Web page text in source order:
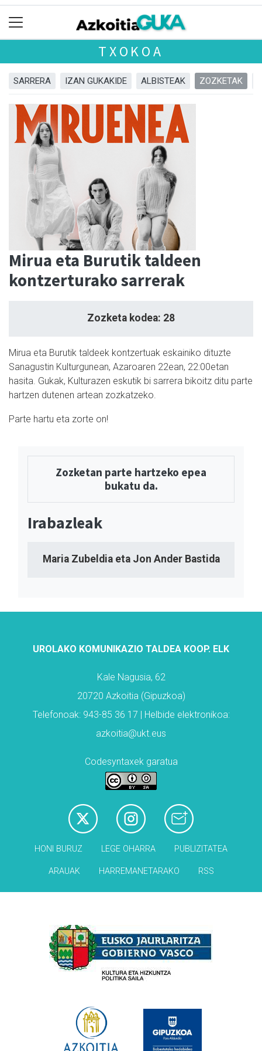
TXOKOA
SARRERA IZAN GUKAKIDE ALBISTEAK ZOZKETAK
Mirua eta Burutik taldeen
kontzerturako sarrerak
Zozketa kodea: 28
Mirua eta Burutik taldeek kontzertuak eskainiko dituzte
Sanagustin Kulturgunean, Azaroaren 22ean, 22:00etan
hasita. Gukak, Kulturazen eskutik bi sarrera bikoitz ditu parte
hartzen dutenen artean zozkatzeko.
Parte hartu eta zorte on!
Zozketan parte hartzeko epea
bukatu da.
Irabazleak
Maria Zubeldia eta Jon Ander Bastida
UROLAKO KOMUNIKAZIO TALDEA KOOP. ELK
Kale Nagusia, 62
20720 Azkoitia (Gipuzkoa)
Telefonoak: 943-85 36 17 | Helbide elektronikoa:
azkoitia@ukt.eus
Codesyntaxek garatua
HONI BURUZ LEGE OHARRA PUBLIZITATEA
ARAUAK HARREMANETARAKO RSS